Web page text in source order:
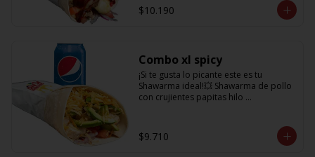
salsa BBQ y obvio no puede faltar la
bebida de 350cc para acompañarlo!
$10.190
Combo xl spicy
¡Si te gusta lo picante este es tu
Shawarma ideal!💥 Shawarma de pollo
con crujientes papitas hilo
(picante) + Bebida refrescante de
350cc PD: Si te gusta el doble de
$9.710